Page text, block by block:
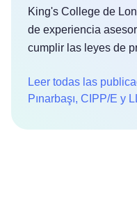
King's College de
de experiencia
cumplir las leyes de
Leer todas las
Pınarbaşı, CIPP/E y